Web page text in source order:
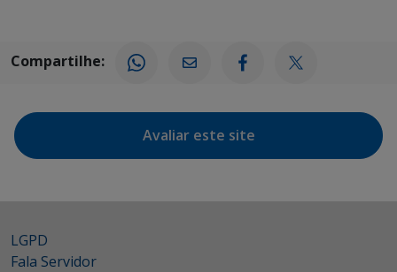
Compartilhe:
Avaliar este site
LGPD
Fala Servidor